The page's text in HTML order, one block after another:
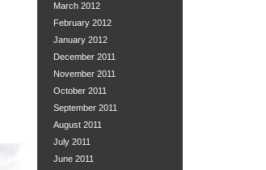
March 2012
February 2012
January 2012
December 2011
November 2011
October 2011
September 2011
August 2011
July 2011
June 2011